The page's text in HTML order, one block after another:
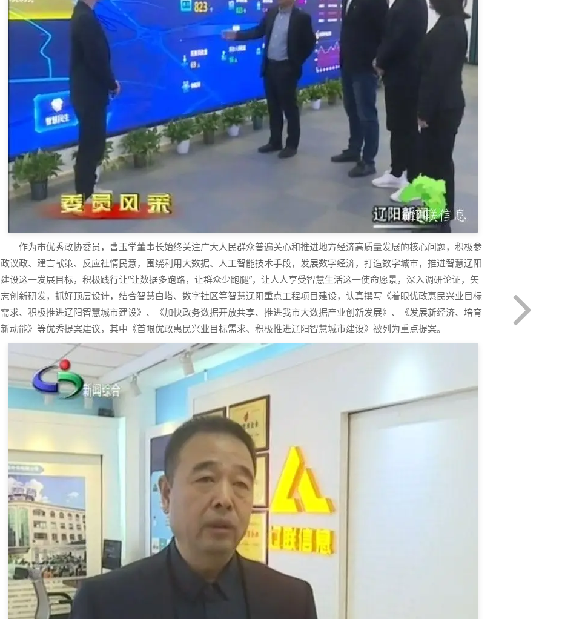
作为市优秀政协委员，曹玉学董事长始终关注广大人民群众普遍关心和推进地方经济高质量发展的核心问题，积极参
政议政、建言献策、反应社情民意，围绕利用大数据、人工智能技术手段，发展数字经济，打造数字城市，推进智慧辽阳
建设这一发展目标，积极践行让“让数据多跑路，让群众少跑腿”，让人人享受智慧生活这一使命愿景，深入调研论证，矢
志创新研发，抓好顶层设计，结合智慧白塔、数字社区等智慧辽阳重点工程项目建设，认真撰写《着眼优政惠民兴业目标
需求、积极推进辽阳智慧城市建设》、《加快政务数据开放共享、推进我市大数据产业创新发展》、《发展新经济、培育
新动能》等优秀提案建议，其中《首眼优政惠民兴业目标需求、积极推进辽阳智慧城市建设》被列为重点提案。